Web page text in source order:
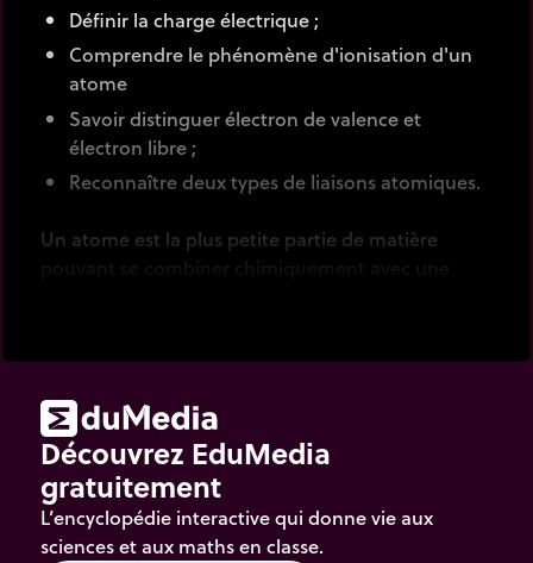
Définir la charge électrique ;
Comprendre le phénomène d'ionisation d'un
atome
Savoir distinguer électron de valence et
électron libre ;
Reconnaître deux types de liaisons atomiques.
Un atome est la plus petite partie de matière
une propriété remarquable nommée la charge
électrique:
Le proton porte une charge élémentaire
positive notée +e
L'électron porte une charge de même valeur
Découvrez EduMedia
gratuitement
L’encyclopédie interactive qui donne vie aux
sciences et aux maths en classe.